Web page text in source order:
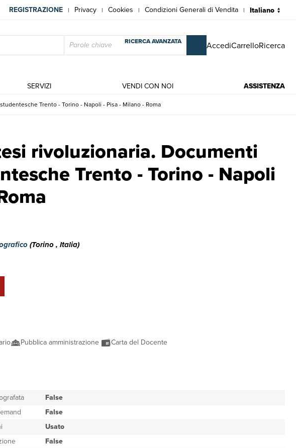
REGISTRAZIONE | Privacy | Cookies | Condizioni Generali di Vendita |
RICERCA AVANZATA AccediCarrelloRicerca
SERVIZI VENDI CON NOI ASSISTENZA
Trento - Torino - Napoli - Pisa - Milano - Roma
rivoluzionaria. Documenti
Trento - Torino - Napoli
lotte studentesche Trento - Torino - Napoli - Pisa - Milano - Roma | Libri antichi e
(Torino , Italia)
Pubblica amministrazione Carta del Docente
False
False
Usato
False